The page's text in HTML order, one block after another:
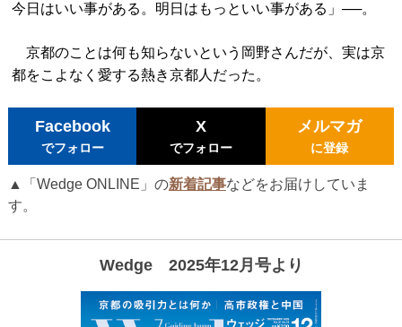
今日はいい事がある。明日はもっといい事がある」──。
京都のことは何も知らないという岡野さんだが、実は京
都をこよなく愛する熱き京都人だった。
Facebook
でフォロー
X
でフォロー
メルマガ
に登録
▲「Wedge ONLINE」の新着記事などをお届けしていま
す。
Wedge 2025年12月号より